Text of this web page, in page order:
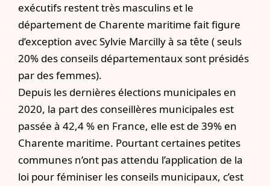
exécutifs restent très masculins et le
département de Charente maritime fait figure
d’exception avec Sylvie Marcilly à sa tête ( seuls
20% des conseils départementaux sont présidés
par des femmes).
Depuis les dernières élections municipales en
2020, la part des conseillères municipales est
passée à 42,4 % en France, elle est de 39% en
Charente maritime. Pourtant certaines petites
communes n’ont pas attendu l’application de la
loi pour féminiser les conseils municipaux, c’est